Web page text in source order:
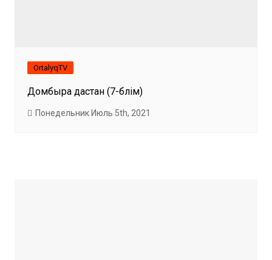
OrtalyqTV
Домбыра дастан (7-бөлім)
Понедельник Июль 5th, 2021